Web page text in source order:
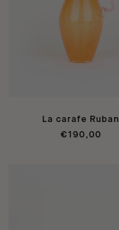
La carafe Ruban
€190,00